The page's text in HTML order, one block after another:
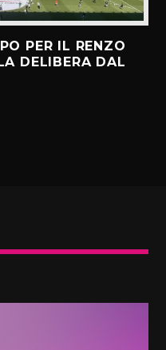
PER IL RENZO
DELIBERA DAL